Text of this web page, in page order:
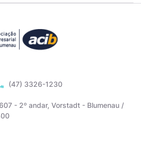
(47) 3326-1230
- 2º andar, Vorstadt - Blumenau /